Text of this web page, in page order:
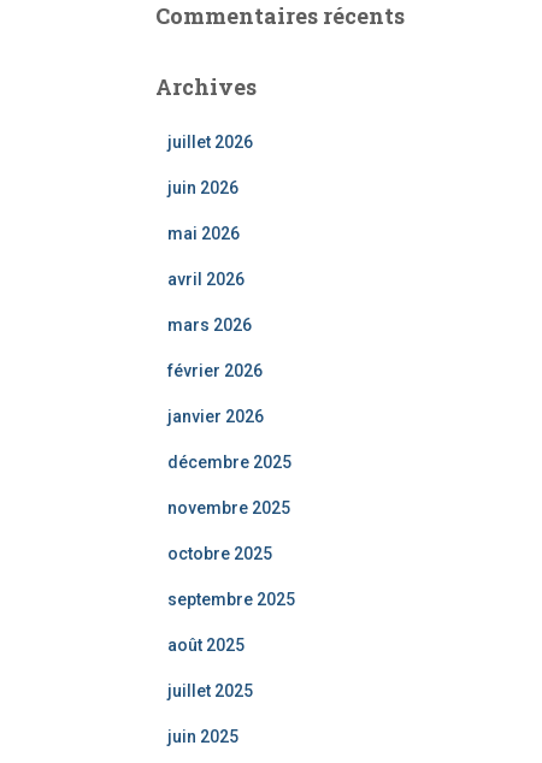
Commentaires récents
Archives
juillet 2026
juin 2026
mai 2026
avril 2026
mars 2026
février 2026
janvier 2026
décembre 2025
novembre 2025
octobre 2025
septembre 2025
août 2025
juillet 2025
juin 2025